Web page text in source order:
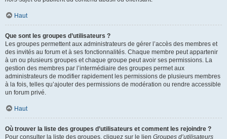
Haut
Que sont les groupes d’utilisateurs ?
Les groupes permettent aux administrateurs de gérer l’accès des membres et
des invités au forum et à ses fonctionnalités. Chaque membre peut appartenir
à un ou plusieurs groupes et chaque groupe peut avoir ses permissions. La
gestion des membres par l’intermédiaire des groupes permet aux
administrateurs de modifier rapidement les permissions de plusieurs membres
à la fois, telles qu’ajouter des permissions de modération ou rendre accessible
un forum privé.
Haut
Où trouver la liste des groupes d’utilisateurs et comment les rejoindre ?
Pour consulter la liste des groupes, cliquez sur le lien Groupes d’utilisateurs